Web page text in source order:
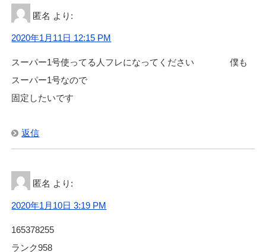
匿名 より:
2020年1月11日 12:15 PM
スーパー1号使ってる人フレになってください 僕も
スーパー1号なので
固定したいです
返信
匿名 より:
2020年1月10日 3:19 PM
165378255
ランク958